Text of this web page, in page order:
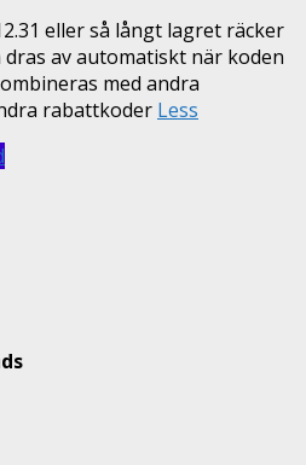
eller så långt lagret räcker
dras av automatiskt när koden
med andra
rabattkoder Less